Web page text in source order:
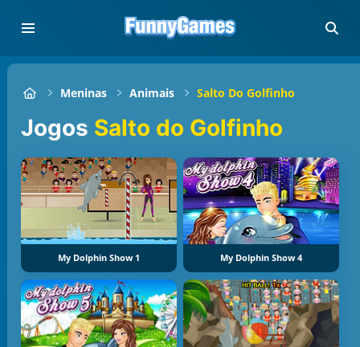
Meninas Animais Salto Do Golfinho
Jogos Salto do Golfinho
My Dolphin Show 1 My Dolphin Show 4